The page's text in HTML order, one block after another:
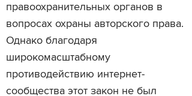
правоохранительных органов в
вопросах охраны авторского права.
Однако благодаря
широкомасштабному
противодействию интернет-
сообщества этот закон не был